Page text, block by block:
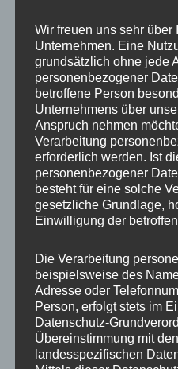
Eine schöne große und
Anlage haben auch
quasi keine Lust auf
hatten. Es war wohl für
Einen spannenden
Besuch bei der
zwar inzwischen auch
in Schleswig-Holstein,
Wir freuen uns sehr über
Unternehmen. Eine
grundsätzlich ohne jede
personenbezogener
betroffene Person
Unternehmens über
Anspruch nehmen
Verarbeitung
erforderlich werden. Ist
personenbezogener
besteht für eine solche
gesetzliche Grundlage,
Einwilligung der
Die Verarbeitung
beispielsweise des
Adresse oder
Person, erfolgt stets im
Datenschutz-
Übereinstimmung mit
landesspezifischen